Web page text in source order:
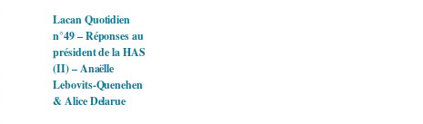
Lacan Quotidien
n°49 – Réponses au
président de la HAS
(II) – Anaëlle
Lebovits-Quenehen
& Alice Delarue